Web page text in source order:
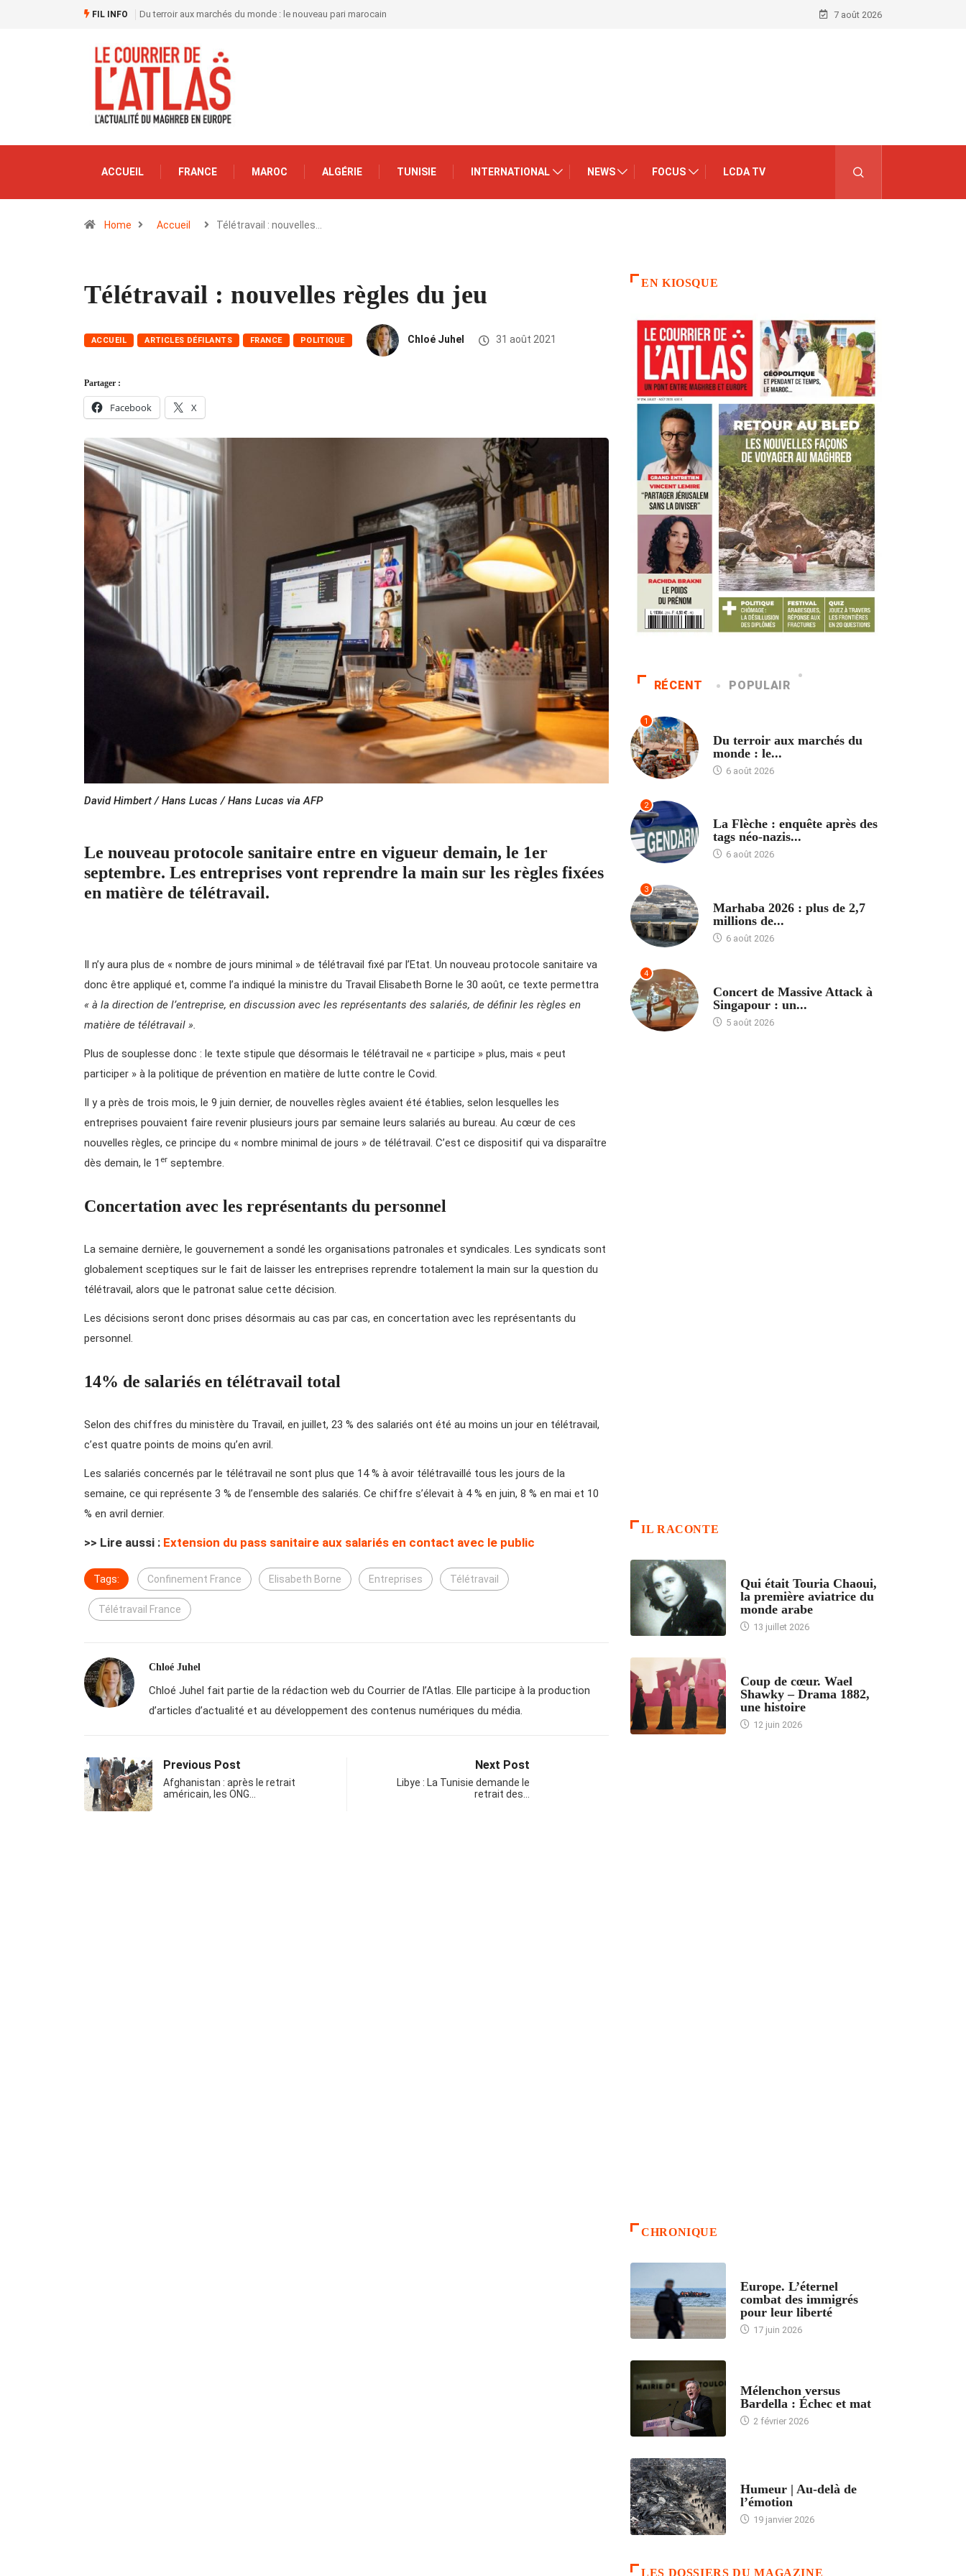
FIL INFO Du terroir aux marchés du monde : le nouveau pari marocain 7 août 2026
ACCUEIL FRANCE MAROC ALGÉRIE TUNISIE INTERNATIONAL NEWS FOCUS LCDA TV
Home Accueil Télétravail : nouvelles…
Télétravail : nouvelles règles du jeu
ACCUEIL ARTICLES DÉFILANTS FRANCE POLITIQUE Chloé Juhel 31 août 2021
Partager :
Facebook X
David Himbert / Hans Lucas / Hans Lucas via AFP
Le nouveau protocole sanitaire entre en vigueur demain, le 1er
septembre. Les entreprises vont reprendre la main sur les règles fixées
en matière de télétravail.
Il n’y aura plus de « nombre de jours minimal » de télétravail fixé par l’Etat. Un nouveau protocole sanitaire va
donc être appliqué et, comme l’a indiqué la ministre du Travail Elisabeth Borne le 30 août, ce texte permettra
« à la direction de l’entreprise, en discussion avec les représentants des salariés, de définir les règles en
matière de télétravail ».
Plus de souplesse donc : le texte stipule que désormais le télétravail ne « participe » plus, mais « peut
participer » à la politique de prévention en matière de lutte contre le Covid.
Il y a près de trois mois, le 9 juin dernier, de nouvelles règles avaient été établies, selon lesquelles les
entreprises pouvaient faire revenir plusieurs jours par semaine leurs salariés au bureau. Au cœur de ces
nouvelles règles, ce principe du « nombre minimal de jours » de télétravail. C’est ce dispositif qui va disparaître
dès demain, le 1 er septembre.
Concertation avec les représentants du personnel
La semaine dernière, le gouvernement a sondé les organisations patronales et syndicales. Les syndicats sont
globalement sceptiques sur le fait de laisser les entreprises reprendre totalement la main sur la question du
télétravail, alors que le patronat salue cette décision.
Les décisions seront donc prises désormais au cas par cas, en concertation avec les représentants du
personnel.
14% de salariés en télétravail total
Selon des chiffres du ministère du Travail, en juillet, 23 % des salariés ont été au moins un jour en télétravail,
c’est quatre points de moins qu’en avril.
Les salariés concernés par le télétravail ne sont plus que 14 % à avoir télétravaillé tous les jours de la
semaine, ce qui représente 3 % de l’ensemble des salariés. Ce chiffre s’élevait à 4 % en juin, 8 % en mai et 10
% en avril dernier.
>> Lire aussi : Extension du pass sanitaire aux salariés en contact avec le public
Tags: Confinement France Elisabeth Borne Entreprises Télétravail
Télétravail France
Chloé Juhel
Chloé Juhel fait partie de la rédaction web du Courrier de l’Atlas. Elle participe à la production
d’articles d’actualité et au développement des contenus numériques du média.
Previous Post
Afghanistan : après le retrait
américain, les ONG…
Next Post
Libye : La Tunisie demande le
retrait des…
EN KIOSQUE
RÉCENT POPULAIR
1
Du terroir aux marchés du
monde : le...
6 août 2026
2
La Flèche : enquête après des
tags néo-nazis...
6 août 2026
3
Marhaba 2026 : plus de 2,7
millions de...
6 août 2026
4
Concert de Massive Attack à
Singapour : un...
5 août 2026
IL RACONTE
Qui était Touria Chaoui,
la première aviatrice du
monde arabe
13 juillet 2026
Coup de cœur. Wael
Shawky – Drama 1882,
une histoire
12 juin 2026
CHRONIQUE
Europe. L’éternel
combat des immigrés
pour leur liberté
17 juin 2026
Mélenchon versus
Bardella : Échec et mat
2 février 2026
Humeur | Au-delà de
l’émotion
19 janvier 2026
LES DOSSIERS DU MAGAZINE